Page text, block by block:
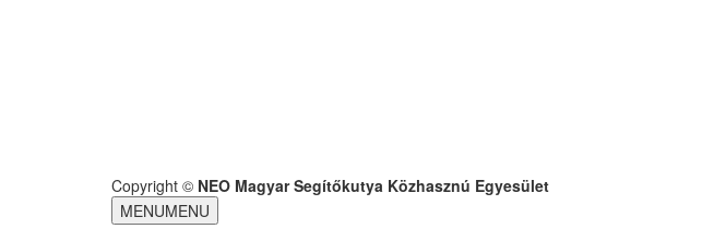
Copyright © NEO Magyar Segítőkutya Közhasznú Egyesület
MENUMENU